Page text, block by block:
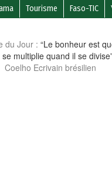
Tourisme Faso-TIC
du Jour : “Le bonheur est
multiplie quand il se
Coelho Ecrivain brésilien